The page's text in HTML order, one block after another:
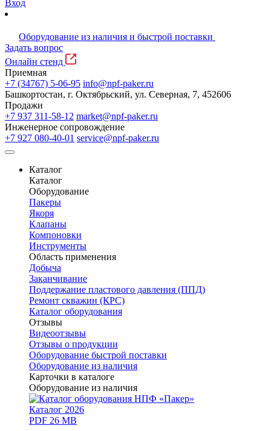
Вход
Оборудование из наличия и быстрой поставки
Задать вопрос
Онлайн стенд
Приемная
+7 (34767) 5-06-95 info@npf-paker.ru
Башкортостан, г. Октябрьский, ул. Северная, 7, 452606
Продажи
+7 937 311-58-12 market@npf-paker.ru
Инженерное сопровождение
+7 927 080-40-01 service@npf-paker.ru
Каталог
Каталог
Оборудование
Пакеры
Якоря
Клапаны
Компоновки
Инструменты
Область применения
Добыча
Заканчивание
Поддержание пластового давления (ППД)
Ремонт скважин (КРС)
Каталог оборудования
Отзывы
Видеоотзывы
Отзывы о продукции
Оборудование быстрой поставки
Оборудование из наличия
Карточки в каталоге
Оборудование из наличия
Каталог 2026
PDF 26 MB